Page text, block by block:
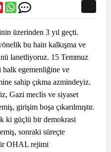
üzerinden 3 yıl geçti.
bu hain kalkışma ve
lanetliyoruz. 15 Temmuz
halk egemenliğine ve
sahip çıkma azmindeyiz.
Gazi meclis ve siyaset
girişim boşa çıkarılmıştır.
ki güçlü bir demokrasi
sonraki süreçte
OHAL rejimi